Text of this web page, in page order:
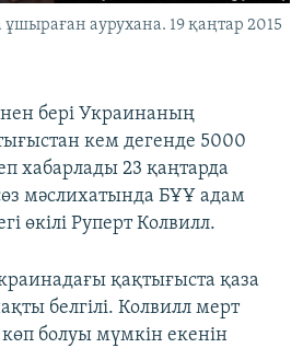
аурухана. 19 қаңтар 2015
бері Украинаның
кем дегенде 5000
хабарлады 23 қаңтарда
мәслихатында БҰҰ адам
өкілі Руперт Колвилл.
қақтығыста қаза
белгілі. Колвилл мерт
болуы мүмкін екенін